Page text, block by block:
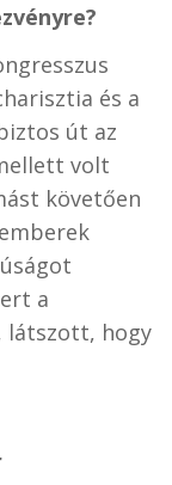
és a
út az
volt
követően
a
látszott, hogy